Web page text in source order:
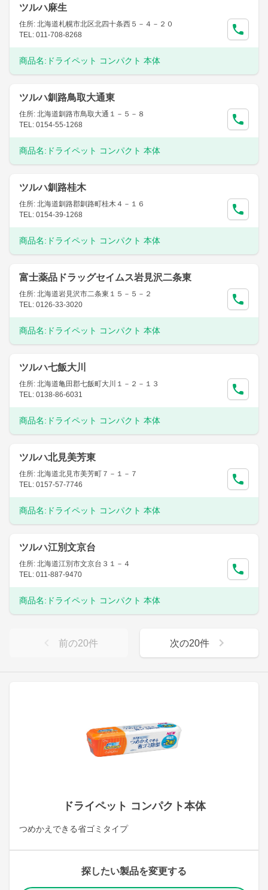
ドライペット コンパクト本体
つめかえできる省ゴミタイプ
探したい製品を変更する
ツルハ麻生
住所: 北海道札幌市北区北四十条西５－４－２０
TEL: 011-708-8268
商品名: ドライペット コンパクト 本体
ツルハ釧路鳥取大通東
住所: 北海道釧路市鳥取大通１－５－８
TEL: 0154-55-1268
商品名: ドライペット コンパクト 本体
ツルハ釧路桂木
住所: 北海道釧路郡釧路町桂木４－１６
TEL: 0154-39-1268
商品名: ドライペット コンパクト 本体
富士薬品ドラッグセイムス岩見沢二条東
住所: 北海道岩見沢市二条東１５－５－２
TEL: 0126-33-3020
商品名: ドライペット コンパクト 本体
ツルハ七飯大川
住所: 北海道亀田郡七飯町大川１－２－１３
TEL: 0138-86-6031
商品名: ドライペット コンパクト 本体
ツルハ北見美芳東
住所: 北海道北見市美芳町７－１－７
TEL: 0157-57-7746
商品名: ドライペット コンパクト 本体
ツルハ江別文京台
住所: 北海道江別市文京台３１－４
TEL: 011-887-9470
商品名: ドライペット コンパクト 本体
前の20件 次の20件